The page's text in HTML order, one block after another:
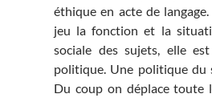
éthique en acte de
jeu la fonction et la
sociale des sujets, elle
politique. Une politique du
Du coup on déplace toute